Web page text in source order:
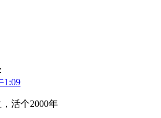
1:09
活个2000年